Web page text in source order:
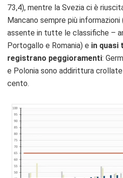
73,4), mentre la Svezia ci è
Mancano sempre più
assente in tutte le classifiche –
Portogallo e Romania) e in quasi
registrano peggioramenti:
e Polonia sono addirittura
cento.